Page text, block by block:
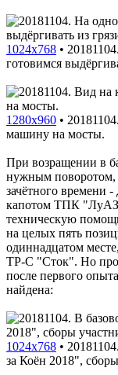
1024x768 •
готовимся
1280x960 •
машину на мосты.
При возращении в
нужным поворотом,
зачётного времени
капотом ТПК "ЛуАЗ
техническую
на целых пять
одиннадцатом
ТР-С "Сток". Но
после первого
найдена:
1024x768 •
за Коён 2018",